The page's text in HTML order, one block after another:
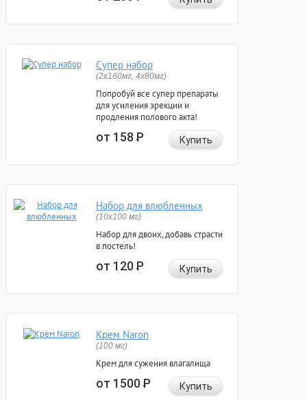
Супер набор
(2х160мг, 4х80мг)
Попробуй все супер препараты
для усиления эрекции и
продления полового акта!
от 158Р Купить
Набор для влюбленных
(10х100 мг)
Набор для двоих, добавь страсти
в постель!
от 120Р Купить
Крем Naron
(100 мг)
Крем для сужения влагалища
от 1500Р Купить